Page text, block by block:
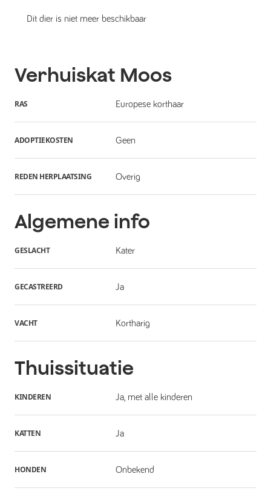
Dit dier is niet meer beschikbaar
Verhuiskat Moos
RAS Europese korthaar
ADOPTIEKOSTEN Geen
REDEN HERPLAATSING Overig
Algemene info
GESLACHT Kater
GECASTREERD Ja
VACHT Kortharig
Thuissituatie
KINDEREN Ja, met alle kinderen
KATTEN Ja
HONDEN Onbekend